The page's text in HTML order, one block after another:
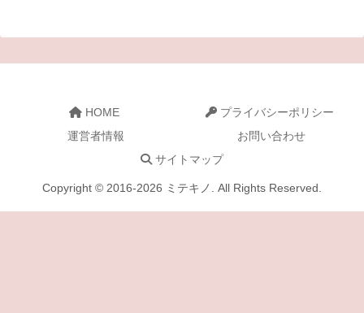
HOME
プライバシーポリシー
運営者情報
お問い合わせ
サイトマップ
Copyright © 2016-2026 ミテキノ. All Rights Reserved.